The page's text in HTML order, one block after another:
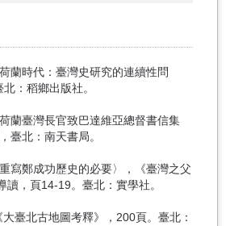
蘭時代：臺灣史研究的連續性問
：稻鄉出版社。
蘭臺灣長官致巴達維亞總督書信集
臺北：南天書局。
寫鄭成功歷史的必要〉，《臺灣之父
讀，頁14-19。臺北：實學社。
臺北古地圖考釋》，200頁。臺北：